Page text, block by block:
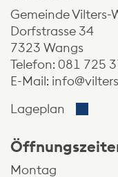
Gemeinde Vilters-
Dorfstrasse 34
7323 Wangs
Telefon: 081 725
E-Mail:
Lageplan
Montag